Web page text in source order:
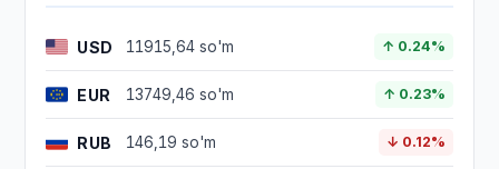
USD 11915,64 so'm ↑ 0.24%
EUR 13749,46 so'm ↑ 0.23%
RUB 146,19 so'm ↓ 0.12%